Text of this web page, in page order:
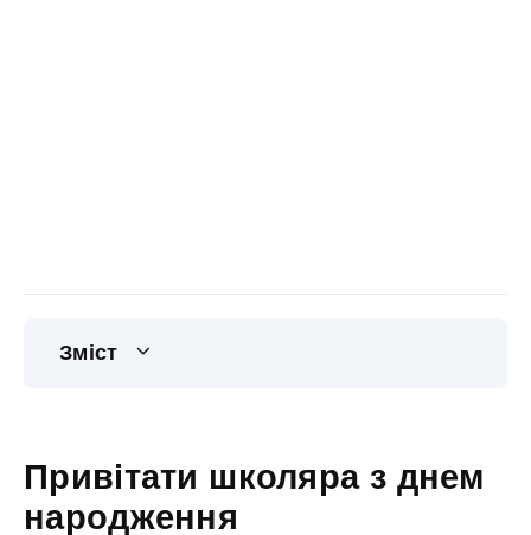
Зміст
Привітати школяра з днем
народження